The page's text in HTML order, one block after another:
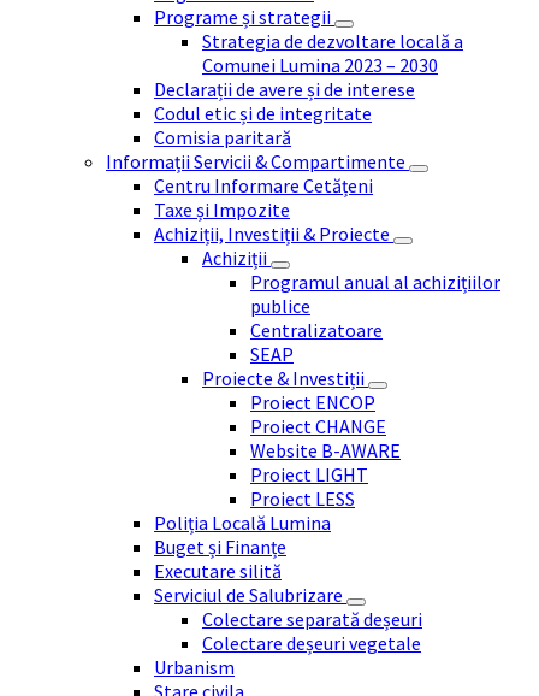
Programe și strategii
Strategia de dezvoltare locală a
Comunei Lumina 2023 – 2030
Declarații de avere și de interese
Codul etic și de integritate
Comisia paritară
Informații Servicii & Compartimente
Centru Informare Cetățeni
Taxe și Impozite
Achiziții, Investiții & Proiecte
Achiziții
Programul anual al achizițiilor
publice
Centralizatoare
SEAP
Proiecte & Investiții
Proiect ENCOP
Proiect CHANGE
Website B-AWARE
Proiect LIGHT
Proiect LESS
Poliția Locală Lumina
Buget și Finanțe
Executare silită
Serviciul de Salubrizare
Colectare separată deșeuri
Colectare deșeuri vegetale
Urbanism
Stare civila